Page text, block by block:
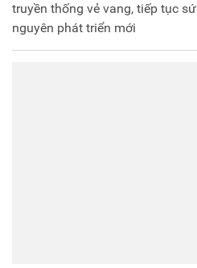
truyền thống vẻ vang, tiếp tục
nguyên phát triển mới